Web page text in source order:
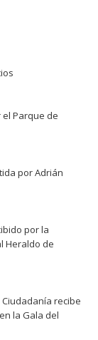
Parque de
por Adrián
por la
Heraldo de
recibe
la Gala del